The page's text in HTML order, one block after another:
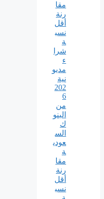
مقا
رنة
أقل
نسب
ة
شرا
ء
مديو
نية
202
6
من
البنو
ك
الس
عودي
ة
مقا
رنة
أقل
نسب